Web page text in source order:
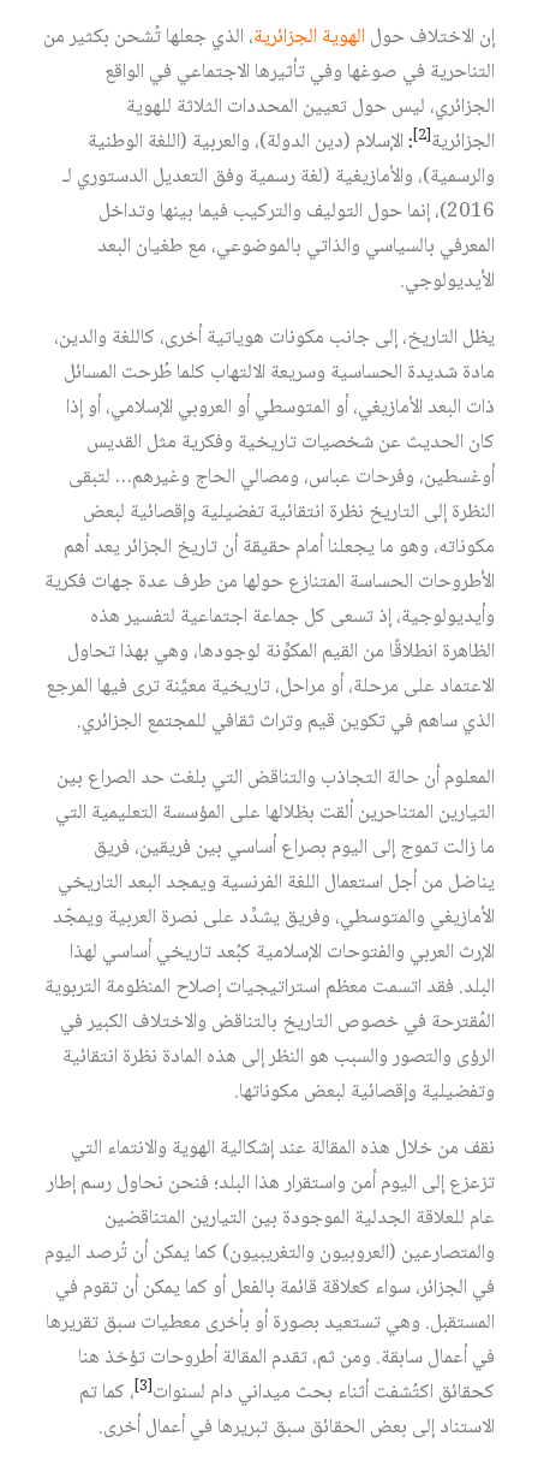
إن الاختلاف حولالهوية الجزائرية، الذي جعلها تُشحن بكثير من
التناحرية في صوغها وفي تأثيرها الاجتماعي في الواقع
الجزائري، ليس حول تعيين المحددات الثلاثة للهوية
الجزائرية‏[2]
:الإسلام (دين الدولة)، والعربية (اللغة الوطنية
والرسمية)، والأمازيغية (لغة رسمية وفق التعديل الدستوري لـ
2016)، إنما حول التوليف والتركيب فيما بينها وتداخل
المعرفي بالسياسي والذاتي بالموضوعي، مع طغيان البعد
الأيديولوجي.
يظل التاريخ، إلى جانب مكونات هوياتية أخرى، كاللغة والدين،
مادة شديدة الحساسية وسريعة الالتهاب كلما طُرحت المسائل
ذات البعد الأمازيغي، أو المتوسطي أو العروبي الإسلامي، أو إذا
كان الحديث عن شخصيات تاريخية وفكرية مثل القديس
أوغسطين، وفرحات عباس، ومصالي الحاج وغيرهم… لتبقى
النظرة إلى التاريخ نظرة انتقائية تفضيلية وإقصائية لبعض
مكوناته، وهو ما يجعلنا أمام حقيقة أن تاريخ الجزائر يعد أهم
الأطروحات الحساسة المتنازع حولها من طرف عدة جهات فكرية
وأيديولوجية، إذ تسعى كل جماعة اجتماعية لتفسير هذه
الظاهرة انطلاقًا من القيم المكوِّنة لوجودها، وهي بهذا تحاول
الاعتماد على مرحلة، أو مراحل، تاريخية معيَّنة ترى فيها المرجع
الذي ساهم في تكوين قيم وتراث ثقافي للمجتمع الجزائري.
المعلوم أن حالة التجاذب والتناقض التي بلغت حد الصراع بين
التيارين المتناحرين ألقت بظلالها على المؤسسة التعليمية التي
ما زالت تموج إلى اليوم بصراع أساسي بين فريقين، فريق
يناضل من أجل استعمال اللغة الفرنسية ويمجد البعد التاريخي
الأمازيغي والمتوسطي، وفريق يشدِّد على نصرة العربية ويمجّد
الإرث العربي والفتوحات الإسلامية كبُعد تاريخي أساسي لهذا
البلد. فقد اتسمت معظم استراتيجيات إصلاح المنظومة التربوية
المُقترحة في خصوص التاريخ بالتناقض والاختلاف الكبير في
الرؤى والتصور والسبب هو النظر إلى هذه المادة نظرة انتقائية
وتفضيلية وإقصائية لبعض مكوناتها.
نقف من خلال هذه المقالة عند إشكالية الهوية والانتماء التي
تزعزع إلى اليوم أمن واستقرار هذا البلد؛ فنحن نحاول رسم إطار
عام للعلاقة الجدلية الموجودة بين التيارين المتناقضين
والمتصارعين (العروبيون والتغريبيون) كما يمكن أن تُرصد اليوم
في الجزائر، سواء كعلاقة قائمة بالفعل أو كما يمكن أن تقوم في
المستقبل. وهي تستعيد بصورة أو بأخرى معطيات سبق تقريرها
في أعمال سابقة. ومن ثم، تقدم المقالة أطروحات تؤخذ هنا
كحقائق اكتُشفت أثناء بحث ميداني دام لسنوات‏[3] ، كما تم
الاستناد إلى بعض الحقائق سبق تبريرها في أعمال أخرى.